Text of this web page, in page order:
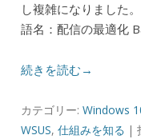
し複雑になりました
語名：配信の最適化
続きを読む→
カテゴリー: Windows
WSUS, 仕組みを知る |